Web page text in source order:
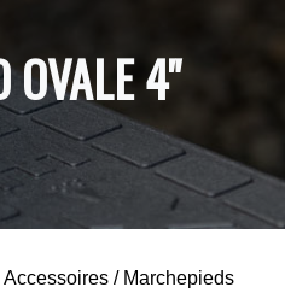
OVALE 4"
/ Marchepieds